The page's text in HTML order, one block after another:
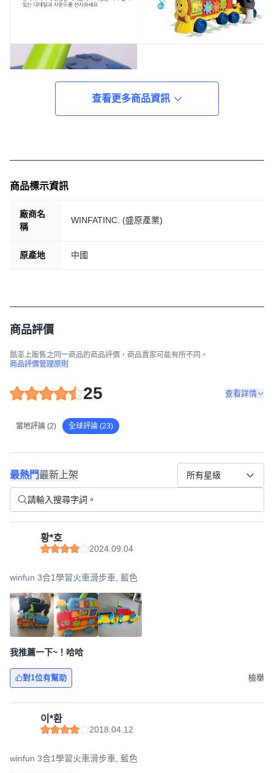
查看更多商品資訊
商品標示資訊
廠商名
稱
WINFATINC. (盛原產業)
原產地 中國
商品評價
酷澎上販售之同一商品的商品評價，商品賣家可能有所不同。
商品評價管理原則
25 查看詳情
當地評論 (2) 全球評論 (23)
最熱門最新上架 所有星級
황*호
2024.09.04
winfun 3合1學習火車滑步車, 藍色
我推薦一下~！哈哈
對1位有幫助 檢舉
이*환
2018.04.12
winfun 3合1學習火車滑步車, 藍色